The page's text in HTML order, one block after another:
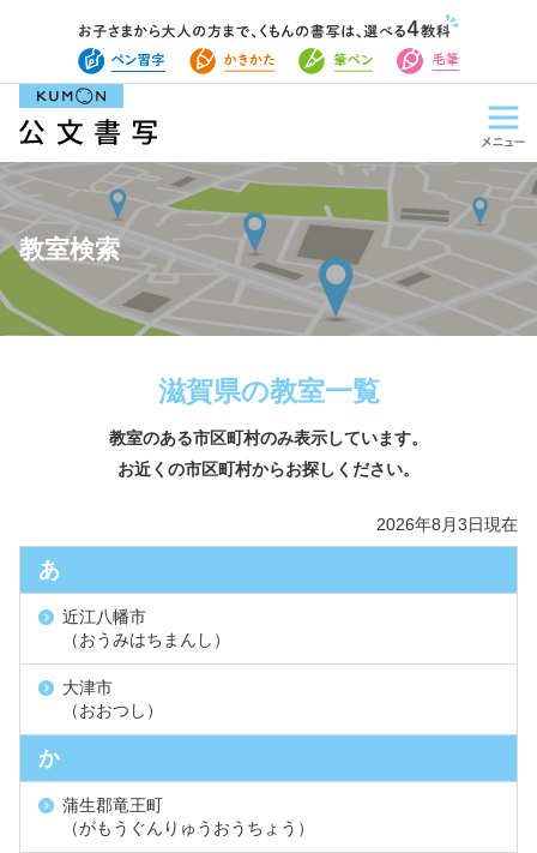
教室検索
滋賀県の教室一覧
教室のある市区町村のみ表示しています。
お近くの市区町村からお探しください。
2026年8月3日現在
あ
近江八幡市
（おうみはちまんし）
大津市
（おおつし）
か
蒲生郡竜王町
（がもうぐんりゅうおうちょう）